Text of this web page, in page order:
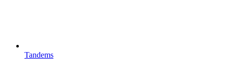
Tandems